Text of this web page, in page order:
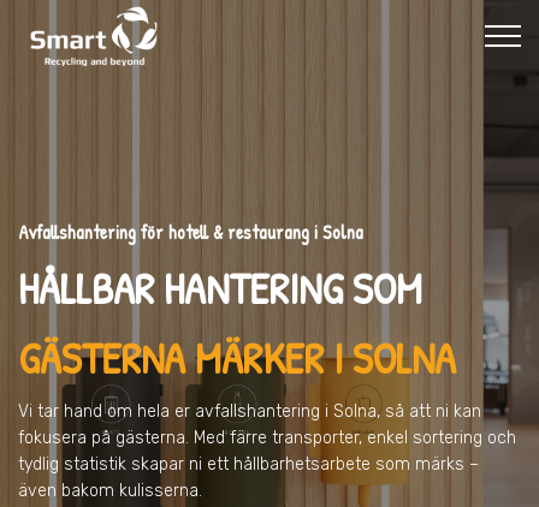
Avfallshantering för hotell & restaurang i Solna
HÅLLBAR HANTERING SOM
GÄSTERNA MÄRKER I SOLNA
Vi tar hand om hela er avfallshantering i Solna, så att ni kan
fokusera på gästerna. Med färre transporter, enkel sortering och
tydlig statistik skapar ni ett hållbarhetsarbete som märks –
även bakom kulisserna.